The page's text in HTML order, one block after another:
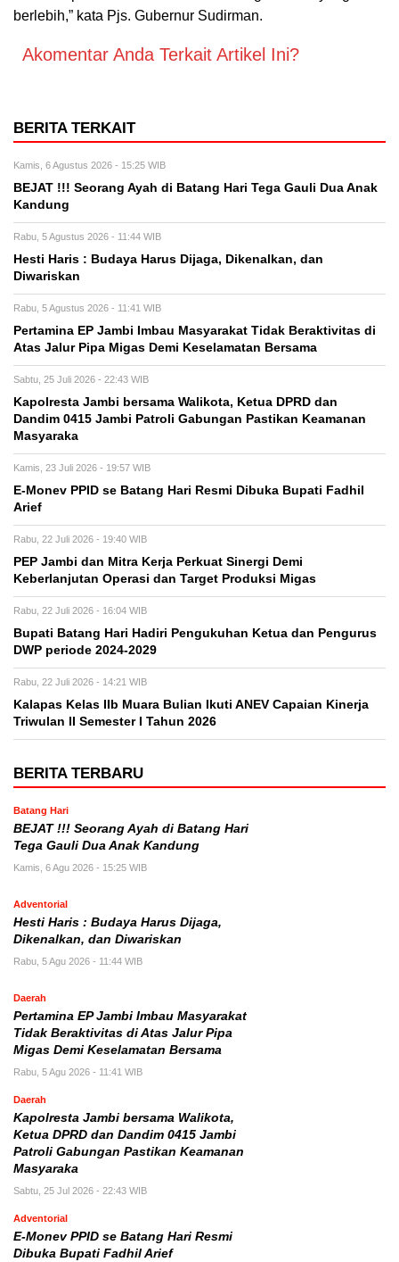
berlebih,” kata Pjs. Gubernur Sudirman.
Akomentar Anda Terkait Artikel Ini?
BERITA TERKAIT
Kamis, 6 Agustus 2026 - 15:25 WIB
BEJAT !!! Seorang Ayah di Batang Hari Tega Gauli Dua Anak
Kandung
Rabu, 5 Agustus 2026 - 11:44 WIB
Hesti Haris : Budaya Harus Dijaga, Dikenalkan, dan
Diwariskan
Rabu, 5 Agustus 2026 - 11:41 WIB
Pertamina EP Jambi Imbau Masyarakat Tidak Beraktivitas di
Atas Jalur Pipa Migas Demi Keselamatan Bersama
Sabtu, 25 Juli 2026 - 22:43 WIB
Kapolresta Jambi bersama Walikota, Ketua DPRD dan
Dandim 0415 Jambi Patroli Gabungan Pastikan Keamanan
Masyaraka
Kamis, 23 Juli 2026 - 19:57 WIB
E-Monev PPID se Batang Hari Resmi Dibuka Bupati Fadhil
Arief
Rabu, 22 Juli 2026 - 19:40 WIB
PEP Jambi dan Mitra Kerja Perkuat Sinergi Demi
Keberlanjutan Operasi dan Target Produksi Migas
Rabu, 22 Juli 2026 - 16:04 WIB
Bupati Batang Hari Hadiri Pengukuhan Ketua dan Pengurus
DWP periode 2024-2029
Rabu, 22 Juli 2026 - 14:21 WIB
Kalapas Kelas IIb Muara Bulian Ikuti ANEV Capaian Kinerja
Triwulan II Semester I Tahun 2026
BERITA TERBARU
Batang Hari
BEJAT !!! Seorang Ayah di Batang Hari
Tega Gauli Dua Anak Kandung
Kamis, 6 Agu 2026 - 15:25 WIB
Adventorial
Hesti Haris : Budaya Harus Dijaga,
Dikenalkan, dan Diwariskan
Rabu, 5 Agu 2026 - 11:44 WIB
Daerah
Pertamina EP Jambi Imbau Masyarakat
Tidak Beraktivitas di Atas Jalur Pipa
Migas Demi Keselamatan Bersama
Rabu, 5 Agu 2026 - 11:41 WIB
Daerah
Kapolresta Jambi bersama Walikota,
Ketua DPRD dan Dandim 0415 Jambi
Patroli Gabungan Pastikan Keamanan
Masyaraka
Sabtu, 25 Jul 2026 - 22:43 WIB
Adventorial
E-Monev PPID se Batang Hari Resmi
Dibuka Bupati Fadhil Arief